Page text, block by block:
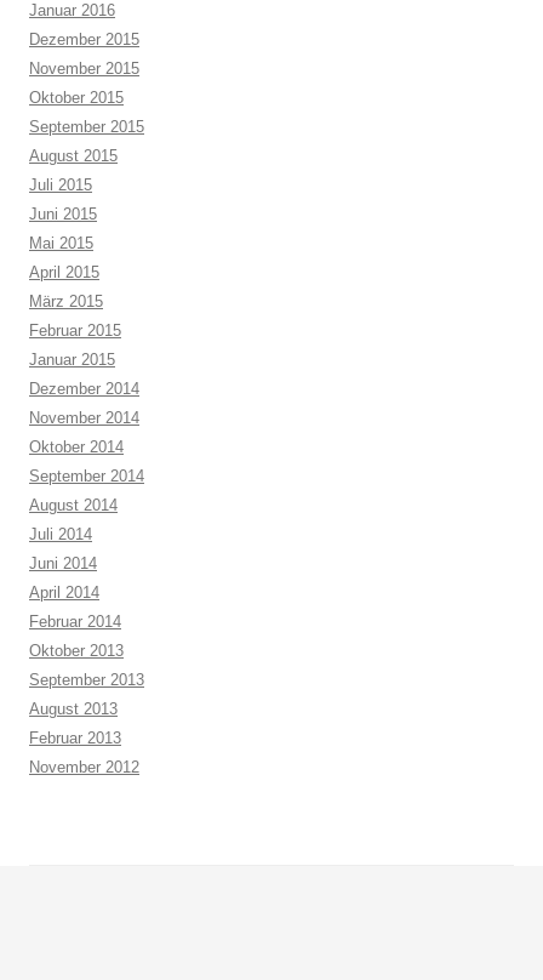
Januar 2016
Dezember 2015
November 2015
Oktober 2015
September 2015
August 2015
Juli 2015
Juni 2015
Mai 2015
April 2015
März 2015
Februar 2015
Januar 2015
Dezember 2014
November 2014
Oktober 2014
September 2014
August 2014
Juli 2014
Juni 2014
April 2014
Februar 2014
Oktober 2013
September 2013
August 2013
Februar 2013
November 2012